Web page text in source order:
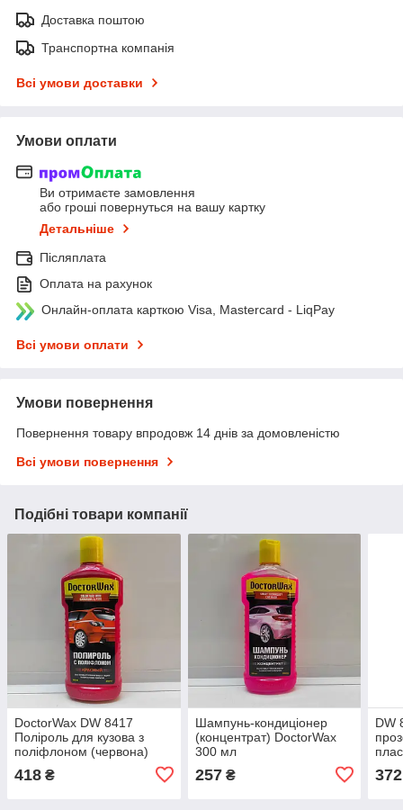
Доставка поштою
Транспортна компанія
Всі умови доставки
Умови оплати
Ви отримаєте замовлення
або гроші повернуться на вашу картку
Детальніше
Післяплата
Оплата на рахунок
Онлайн-оплата карткою Visa, Mastercard - LiqPay
Всі умови оплати
Умови повернення
Повернення товару впродовж 14 днів за домовленістю
Всі умови повернення
Подібні товари компанії
DoctorWax DW 8417
Поліроль для кузова з
поліфлоном (червона)
418 ₴
Шампунь-кондиціонер
(концентрат) DoctorWax
300 мл
257₴
DW
372